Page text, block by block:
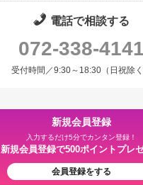
電話で相談する
072-338-4141
受付時間／9:30～18:30（日祝除く
新規会員登録
入力するだけ5分でカンタン登録！
新規会員登録で500ポイントプレ
会員登録をする